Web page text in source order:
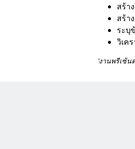
สร้า
สร้า
ระบุ
วิเค
'งานพรีเซ้น